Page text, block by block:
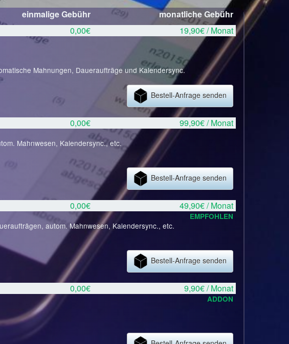
einmalige Gebühr
monatliche Gebühr
0,00€ 19,90€ / Monat
Mahnungen, Daueraufträge und Kalendersync.
Bestell-Anfrage senden
0,00€ 99,90€ / Monat
Mahnwesen, Kalendersync., etc.
Bestell-Anfrage senden
0,00€ 49,90€ / Monat
EMPFOHLEN
autom. Mahnwesen, Kalendersync., etc.
Bestell-Anfrage senden
0,00€ 9,90€ / Monat
ADDON